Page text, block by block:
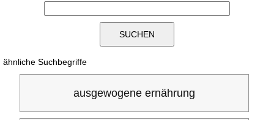
ähnliche Suchbegriffe
ausgewogene ernährung